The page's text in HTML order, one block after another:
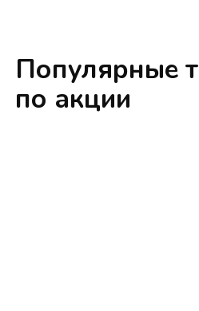
Популярные
по акции